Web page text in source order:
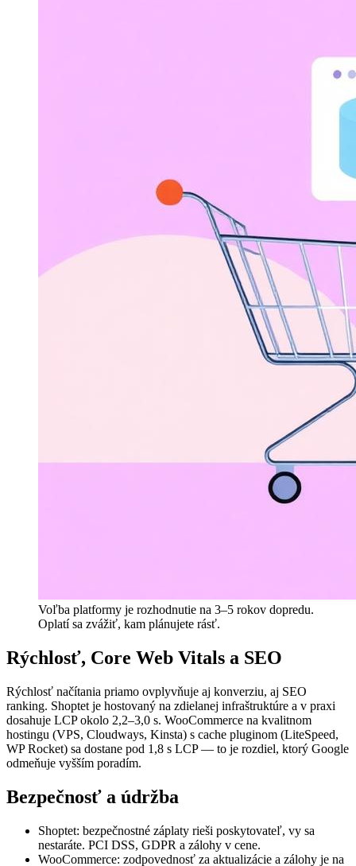
Voľba platformy je rozhodnutie na 3–5 rokov dopredu.
Oplatí sa zvážiť, kam plánujete rásť.
Rýchlosť, Core Web Vitals a SEO
Rýchlosť načítania priamo ovplyvňuje aj konverziu, aj SEO
ranking. Shoptet je hostovaný na zdielanej infraštruktúre a v praxi
dosahuje LCP okolo 2,2–3,0 s. WooCommerce na kvalitnom
hostingu (VPS, Cloudways, Kinsta) s cache pluginom (LiteSpeed,
WP Rocket) sa dostane pod 1,8 s LCP — to je rozdiel, ktorý Google
odmeňuje vyšším poradím.
Bezpečnosť a údržba
Shoptet: bezpečnostné záplaty rieši poskytovateľ, vy sa
nestaráte. PCI DSS, GDPR a zálohy v cene.
WooCommerce: zodpovednosť za aktualizácie a zálohy je na